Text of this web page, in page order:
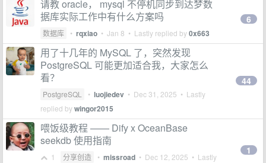
请教 oracle， mysql 不停机同步到达梦数
据库实际工作中有什么方案吗
数据库 • rqxiao • Jan 8 • Lastly replied by0x663
6
用了十几年的 MySQL 了，突然发现
PostgreSQL 可能更加适合我，大家怎么
看？
PostgreSQL • luojiedev • Dec 31, 2025 • Lastly
replied bywingor2015
44
喂饭级教程 —— Dify x OceanBase
seekdb 使用指南
1 分享创造 • missroad • Dec 12, 2025 • Lastly
1